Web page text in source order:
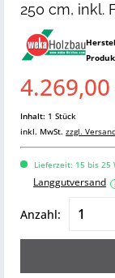
250 cm, inkl.
Inhalt: 1 Stück
inkl. MwSt. zzgl.
Lieferzeit: 15 bis 25
Langgutversand i
Anzahl: